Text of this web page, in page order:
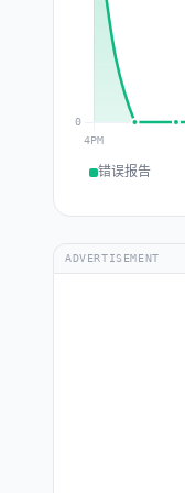
错误报告
ADVERTISEMENT